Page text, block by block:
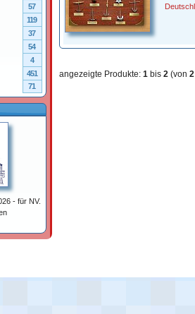
angezeigte Produkte: 1 bis 2 (von 2
57
119
37
54
4
451
71
- für NV.